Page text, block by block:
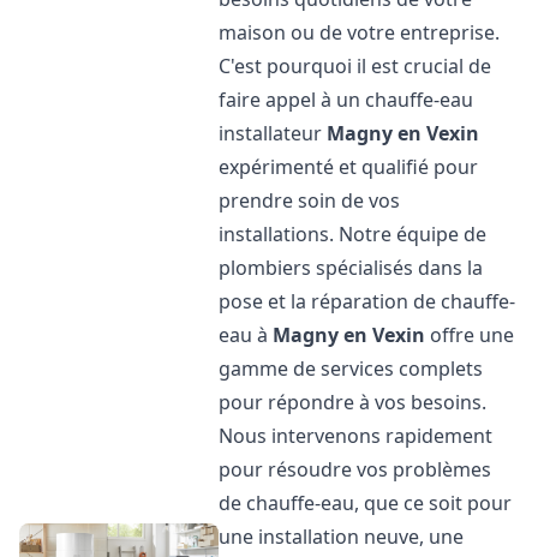
maison ou de votre entreprise.
C'est pourquoi il est crucial de
faire appel à un chauffe-eau
installateur Magny en Vexin
expérimenté et qualifié pour
prendre soin de vos
installations. Notre équipe de
plombiers spécialisés dans la
pose et la réparation de chauffe-
eau à Magny en Vexin offre une
gamme de services complets
pour répondre à vos besoins.
Nous intervenons rapidement
pour résoudre vos problèmes
de chauffe-eau, que ce soit pour
une installation neuve, une